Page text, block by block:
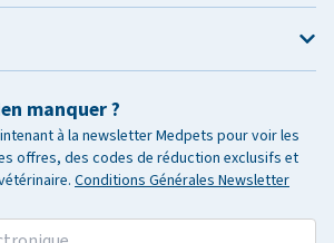
manquer ?
à la newsletter Medpets pour voir les
offres, des codes de réduction exclusifs et
Conditions Générales Newsletter